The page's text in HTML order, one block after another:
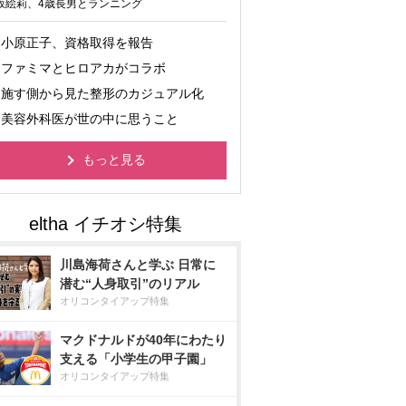
絵莉、4歳長男とランニング
小原正子、資格取得を報告
ファミマとヒロアカがコラボ
施す側から見た整形のカジュアル化
美容外科医が世の中に思うこと
もっと見る
川島海荷さんと学ぶ 日常に
潜む“人身取引”のリアル
オリコンタイアップ特集
マクドナルドが40年にわたり
支える「小学生の甲子園」
オリコンタイアップ特集